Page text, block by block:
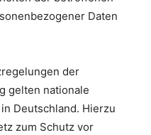
Daten
der
gelten nationale
Deutschland. Hierzu
zum Schutz vor